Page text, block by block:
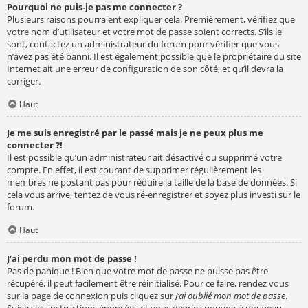
Pourquoi ne puis-je pas me connecter ?
Plusieurs raisons pourraient expliquer cela. Premièrement, vérifiez que
votre nom d’utilisateur et votre mot de passe soient corrects. S’ils le
sont, contactez un administrateur du forum pour vérifier que vous
n’avez pas été banni. Il est également possible que le propriétaire du site
Internet ait une erreur de configuration de son côté, et qu’il devra la
corriger.
Haut
Je me suis enregistré par le passé mais je ne peux plus me
connecter ?!
Il est possible qu’un administrateur ait désactivé ou supprimé votre
compte. En effet, il est courant de supprimer régulièrement les
membres ne postant pas pour réduire la taille de la base de données. Si
cela vous arrive, tentez de vous ré-enregistrer et soyez plus investi sur le
forum.
Haut
J’ai perdu mon mot de passe !
Pas de panique ! Bien que votre mot de passe ne puisse pas être
récupéré, il peut facilement être réinitialisé. Pour ce faire, rendez vous
sur la page de connexion puis cliquez surJ’ai oublié mon mot de passe.